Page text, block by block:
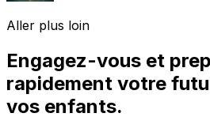
Aller plus loin
Engagez-vous et
rapidement votre
vos enfants.